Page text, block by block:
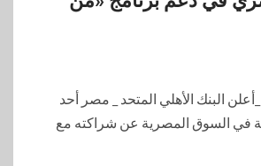
البنك الأهلي المتحد _ مصر أحد
في السوق المصرية عن شراكته مع